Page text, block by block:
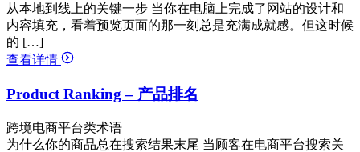
从本地到线上的关键一步 当你在电脑上完成了网站的设计和
内容填充，看着预览页面的那一刻总是充满成就感。但这时候
的 […]
查看详情
Product Ranking – 产品排名
跨境电商平台类术语
为什么你的商品总在搜索结果末尾 当顾客在电商平台搜索关